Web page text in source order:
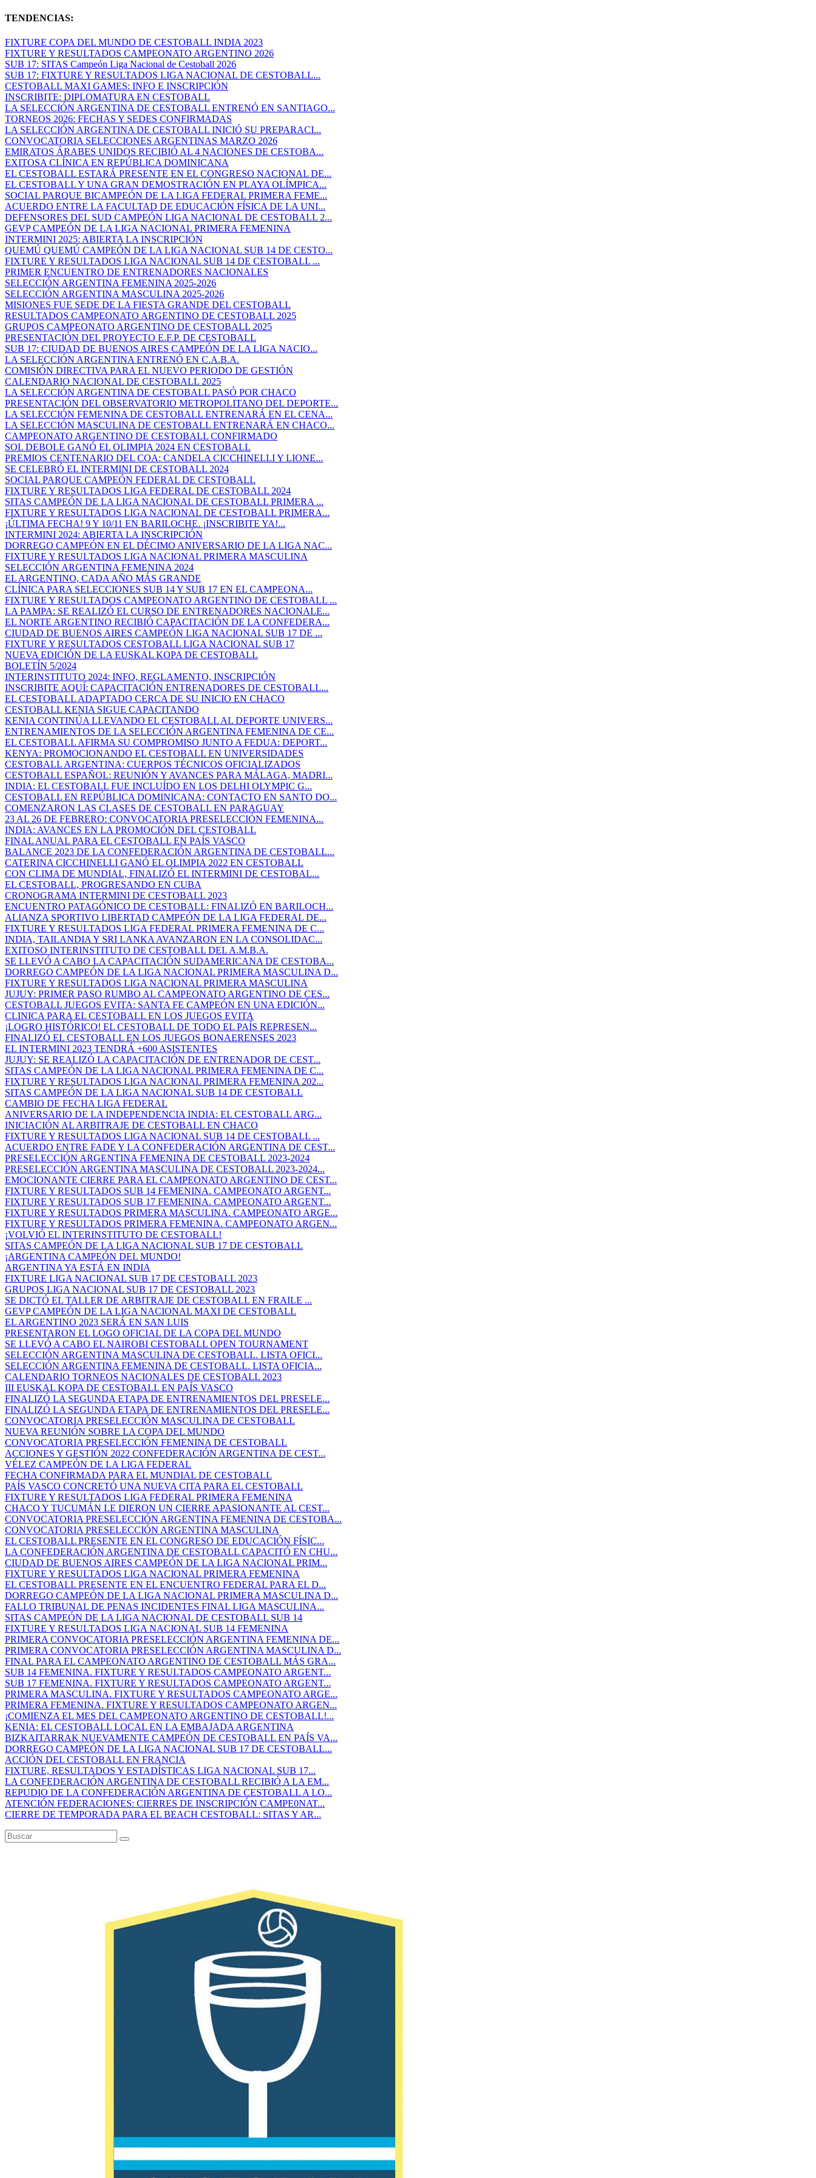
TENDENCIAS:
FIXTURE COPA DEL MUNDO DE CESTOBALL INDIA 2023
FIXTURE Y RESULTADOS CAMPEONATO ARGENTINO 2026
SUB 17: SITAS Campeón Liga Nacional de Cestoball 2026
SUB 17: FIXTURE Y RESULTADOS LIGA NACIONAL DE CESTOBALL...
CESTOBALL MAXI GAMES: INFO E INSCRIPCIÓN
INSCRIBITE: DIPLOMATURA EN CESTOBALL
LA SELECCIÓN ARGENTINA DE CESTOBALL ENTRENÓ EN SANTIAGO...
TORNEOS 2026: FECHAS Y SEDES CONFIRMADAS
LA SELECCIÓN ARGENTINA DE CESTOBALL INICIÓ SU PREPARACI...
CONVOCATORIA SELECCIONES ARGENTINAS MARZO 2026
EMIRATOS ÁRABES UNIDOS RECIBIÓ AL 4 NACIONES DE CESTOBA...
EXITOSA CLÍNICA EN REPÚBLICA DOMINICANA
EL CESTOBALL ESTARÁ PRESENTE EN EL CONGRESO NACIONAL DE...
EL CESTOBALL Y UNA GRAN DEMOSTRACIÓN EN PLAYA OLÍMPICA...
SOCIAL PARQUE BICAMPEÓN DE LA LIGA FEDERAL PRIMERA FEME...
ACUERDO ENTRE LA FACULTAD DE EDUCACIÓN FÍSICA DE LA UNI...
DEFENSORES DEL SUD CAMPEÓN LIGA NACIONAL DE CESTOBALL 2...
GEVP CAMPEÓN DE LA LIGA NACIONAL PRIMERA FEMENINA
INTERMINI 2025: ABIERTA LA INSCRIPCIÓN
QUEMÚ QUEMÚ CAMPEÓN DE LA LIGA NACIONAL SUB 14 DE CESTO...
FIXTURE Y RESULTADOS LIGA NACIONAL SUB 14 DE CESTOBALL ...
PRIMER ENCUENTRO DE ENTRENADORES NACIONALES
SELECCIÓN ARGENTINA FEMENINA 2025-2026
SELECCIÓN ARGENTINA MASCULINA 2025-2026
MISIONES FUE SEDE DE LA FIESTA GRANDE DEL CESTOBALL
RESULTADOS CAMPEONATO ARGENTINO DE CESTOBALL 2025
GRUPOS CAMPEONATO ARGENTINO DE CESTOBALL 2025
PRESENTACIÓN DEL PROYECTO E.F.P. DE CESTOBALL
SUB 17: CIUDAD DE BUENOS AIRES CAMPEÓN DE LA LIGA NACIO...
LA SELECCIÓN ARGENTINA ENTRENÓ EN C.A.B.A.
COMISIÓN DIRECTIVA PARA EL NUEVO PERIODO DE GESTIÓN
CALENDARIO NACIONAL DE CESTOBALL 2025
LA SELECCIÓN ARGENTINA DE CESTOBALL PASÓ POR CHACO
PRESENTACIÓN DEL OBSERVATORIO METROPOLITANO DEL DEPORTE...
LA SELECCIÓN FEMENINA DE CESTOBALL ENTRENARÁ EN EL CENA...
LA SELECCIÓN MASCULINA DE CESTOBALL ENTRENARÁ EN CHACO...
CAMPEONATO ARGENTINO DE CESTOBALL CONFIRMADO
SOL DEBOLE GANÓ EL OLIMPIA 2024 EN CESTOBALL
PREMIOS CENTENARIO DEL COA: CANDELA CICCHINELLI Y LIONE...
SE CELEBRÓ EL INTERMINI DE CESTOBALL 2024
SOCIAL PARQUE CAMPEÓN FEDERAL DE CESTOBALL
FIXTURE Y RESULTADOS LIGA FEDERAL DE CESTOBALL 2024
SITAS CAMPEÓN DE LA LIGA NACIONAL DE CESTOBALL PRIMERA ...
FIXTURE Y RESULTADOS LIGA NACIONAL DE CESTOBALL PRIMERA...
¡ÚLTIMA FECHA! 9 Y 10/11 EN BARILOCHE. ¡INSCRIBITE YA!...
INTERMINI 2024: ABIERTA LA INSCRIPCIÓN
DORREGO CAMPEÓN EN EL DÉCIMO ANIVERSARIO DE LA LIGA NAC...
FIXTURE Y RESULTADOS LIGA NACIONAL PRIMERA MASCULINA
SELECCIÓN ARGENTINA FEMENINA 2024
EL ARGENTINO, CADA AÑO MÁS GRANDE
CLÍNICA PARA SELECCIONES SUB 14 Y SUB 17 EN EL CAMPEONA...
FIXTURE Y RESULTADOS CAMPEONATO ARGENTINO DE CESTOBALL ...
LA PAMPA: SE REALIZÓ EL CURSO DE ENTRENADORES NACIONALE...
EL NORTE ARGENTINO RECIBIÓ CAPACITACIÓN DE LA CONFEDERA...
CIUDAD DE BUENOS AIRES CAMPEÓN LIGA NACIONAL SUB 17 DE ...
FIXTURE Y RESULTADOS CESTOBALL LIGA NACIONAL SUB 17
NUEVA EDICIÓN DE LA EUSKAL KOPA DE CESTOBALL
BOLETÍN 5/2024
INTERINSTITUTO 2024: INFO, REGLAMENTO, INSCRIPCIÓN
INSCRIBITE AQUÍ: CAPACITACIÓN ENTRENADORES DE CESTOBALL...
EL CESTOBALL ADAPTADO CERCA DE SU INICIO EN CHACO
CESTOBALL KENIA SIGUE CAPACITANDO
KENIA CONTINÚA LLEVANDO EL CESTOBALL AL DEPORTE UNIVERS...
ENTRENAMIENTOS DE LA SELECCIÓN ARGENTINA FEMENINA DE CE...
EL CESTOBALL AFIRMA SU COMPROMISO JUNTO A FEDUA: DEPORT...
KENYA: PROMOCIONANDO EL CESTOBALL EN UNIVERSIDADES
CESTOBALL ARGENTINA: CUERPOS TÉCNICOS OFICIALIZADOS
CESTOBALL ESPAÑOL: REUNIÓN Y AVANCES PARA MÁLAGA, MADRI...
INDIA: EL CESTOBALL FUE INCLUÍDO EN LOS DELHI OLYMPIC G...
CESTOBALL EN REPÚBLICA DOMINICANA: CONTACTO EN SANTO DO...
COMENZARON LAS CLASES DE CESTOBALL EN PARAGUAY
23 AL 26 DE FEBRERO: CONVOCATORIA PRESELECCIÓN FEMENINA...
INDIA: AVANCES EN LA PROMOCIÓN DEL CESTOBALL
FINAL ANUAL PARA EL CESTOBALL EN PAÍS VASCO
BALANCE 2023 DE LA CONFEDERACIÓN ARGENTINA DE CESTOBALL...
CATERINA CICCHINELLI GANÓ EL OLIMPIA 2022 EN CESTOBALL
CON CLIMA DE MUNDIAL, FINALIZÓ EL INTERMINI DE CESTOBAL...
EL CESTOBALL, PROGRESANDO EN CUBA
CRONOGRAMA INTERMINI DE CESTOBALL 2023
ENCUENTRO PATAGÓNICO DE CESTOBALL: FINALIZÓ EN BARILOCH...
ALIANZA SPORTIVO LIBERTAD CAMPEÓN DE LA LIGA FEDERAL DE...
FIXTURE Y RESULTADOS LIGA FEDERAL PRIMERA FEMENINA DE C...
INDIA, TAILANDIA Y SRI LANKA AVANZARON EN LA CONSOLIDAC...
EXITOSO INTERINSTITUTO DE CESTOBALL DEL A.M.B.A.
SE LLEVÓ A CABO LA CAPACITACIÓN SUDAMERICANA DE CESTOBA...
DORREGO CAMPEÓN DE LA LIGA NACIONAL PRIMERA MASCULINA D...
FIXTURE Y RESULTADOS LIGA NACIONAL PRIMERA MASCULINA
JUJUY: PRIMER PASO RUMBO AL CAMPEONATO ARGENTINO DE CES...
CESTOBALL JUEGOS EVITA: SANTA FE CAMPEÓN EN UNA EDICIÓN...
CLINICA PARA EL CESTOBALL EN LOS JUEGOS EVITA
¡LOGRO HISTÓRICO! EL CESTOBALL DE TODO EL PAÍS REPRESEN...
FINALIZÓ EL CESTOBALL EN LOS JUEGOS BONAERENSES 2023
EL INTERMINI 2023 TENDRÁ +600 ASISTENTES
JUJUY: SE REALIZÓ LA CAPACITACIÓN DE ENTRENADOR DE CEST...
SITAS CAMPEÓN DE LA LIGA NACIONAL PRIMERA FEMENINA DE C...
FIXTURE Y RESULTADOS LIGA NACIONAL PRIMERA FEMENINA 202...
SITAS CAMPEÓN DE LA LIGA NACIONAL SUB 14 DE CESTOBALL
CAMBIO DE FECHA LIGA FEDERAL
ANIVERSARIO DE LA INDEPENDENCIA INDIA: EL CESTOBALL ARG...
INICIACIÓN AL ARBITRAJE DE CESTOBALL EN CHACO
FIXTURE Y RESULTADOS LIGA NACIONAL SUB 14 DE CESTOBALL ...
ACUERDO ENTRE FADE Y LA CONFEDERACIÓN ARGENTINA DE CEST...
PRESELECCIÓN ARGENTINA FEMENINA DE CESTOBALL 2023-2024
PRESELECCIÓN ARGENTINA MASCULINA DE CESTOBALL 2023-2024...
EMOCIONANTE CIERRE PARA EL CAMPEONATO ARGENTINO DE CEST...
FIXTURE Y RESULTADOS SUB 14 FEMENINA. CAMPEONATO ARGENT...
FIXTURE Y RESULTADOS SUB 17 FEMENINA. CAMPEONATO ARGENT...
FIXTURE Y RESULTADOS PRIMERA MASCULINA. CAMPEONATO ARGE...
FIXTURE Y RESULTADOS PRIMERA FEMENINA. CAMPEONATO ARGEN...
¡VOLVIÓ EL INTERINSTITUTO DE CESTOBALL!
SITAS CAMPEÓN DE LA LIGA NACIONAL SUB 17 DE CESTOBALL
¡ARGENTINA CAMPEÓN DEL MUNDO!
ARGENTINA YA ESTÁ EN INDIA
FIXTURE LIGA NACIONAL SUB 17 DE CESTOBALL 2023
GRUPOS LIGA NACIONAL SUB 17 DE CESTOBALL 2023
SE DICTÓ EL TALLER DE ARBITRAJE DE CESTOBALL EN FRAILE ...
GEVP CAMPEÓN DE LA LIGA NACIONAL MAXI DE CESTOBALL
EL ARGENTINO 2023 SERÁ EN SAN LUIS
PRESENTARON EL LOGO OFICIAL DE LA COPA DEL MUNDO
SE LLEVÓ A CABO EL NAIROBI CESTOBALL OPEN TOURNAMENT
SELECCIÓN ARGENTINA MASCULINA DE CESTOBALL. LISTA OFICI...
SELECCIÓN ARGENTINA FEMENINA DE CESTOBALL. LISTA OFICIA...
CALENDARIO TORNEOS NACIONALES DE CESTOBALL 2023
III EUSKAL KOPA DE CESTOBALL EN PAÍS VASCO
FINALIZÓ LA SEGUNDA ETAPA DE ENTRENAMIENTOS DEL PRESELE...
FINALIZÓ LA SEGUNDA ETAPA DE ENTRENAMIENTOS DEL PRESELE...
CONVOCATORIA PRESELECCIÓN MASCULINA DE CESTOBALL
NUEVA REUNIÓN SOBRE LA COPA DEL MUNDO
CONVOCATORIA PRESELECCIÓN FEMENINA DE CESTOBALL
ACCIONES Y GESTIÓN 2022 CONFEDERACIÓN ARGENTINA DE CEST...
VÉLEZ CAMPEÓN DE LA LIGA FEDERAL
FECHA CONFIRMADA PARA EL MUNDIAL DE CESTOBALL
PAÍS VASCO CONCRETÓ UNA NUEVA CITA PARA EL CESTOBALL
FIXTURE Y RESULTADOS LIGA FEDERAL PRIMERA FEMENINA
CHACO Y TUCUMÁN LE DIERON UN CIERRE APASIONANTE AL CEST...
CONVOCATORIA PRESELECCIÓN ARGENTINA FEMENINA DE CESTOBA...
CONVOCATORIA PRESELECCIÓN ARGENTINA MASCULINA
EL CESTOBALL PRESENTE EN EL CONGRESO DE EDUCACIÓN FÍSIC...
LA CONFEDERACIÓN ARGENTINA DE CESTOBALL CAPACITÓ EN CHU...
CIUDAD DE BUENOS AIRES CAMPEÓN DE LA LIGA NACIONAL PRIM...
FIXTURE Y RESULTADOS LIGA NACIONAL PRIMERA FEMENINA
EL CESTOBALL PRESENTE EN EL ENCUENTRO FEDERAL PARA EL D...
DORREGO CAMPEÓN DE LA LIGA NACIONAL PRIMERA MASCULINA D...
FALLO TRIBUNAL DE PENAS INCIDENTES FINAL LIGA MASCULINA...
SITAS CAMPEÓN DE LA LIGA NACIONAL DE CESTOBALL SUB 14
FIXTURE Y RESULTADOS LIGA NACIONAL SUB 14 FEMENINA
PRIMERA CONVOCATORIA PRESELECCIÓN ARGENTINA FEMENINA DE...
PRIMERA CONVOCATORIA PRESELECCIÓN ARGENTINA MASCULINA D...
FINAL PARA EL CAMPEONATO ARGENTINO DE CESTOBALL MÁS GRA...
SUB 14 FEMENINA. FIXTURE Y RESULTADOS CAMPEONATO ARGENT...
SUB 17 FEMENINA. FIXTURE Y RESULTADOS CAMPEONATO ARGENT...
PRIMERA MASCULINA. FIXTURE Y RESULTADOS CAMPEONATO ARGE...
PRIMERA FEMENINA. FIXTURE Y RESULTADOS CAMPEONATO ARGEN...
¡COMIENZA EL MES DEL CAMPEONATO ARGENTINO DE CESTOBALL!...
KENIA: EL CESTOBALL LOCAL EN LA EMBAJADA ARGENTINA
BIZKAITARRAK NUEVAMENTE CAMPEÓN DE CESTOBALL EN PAÍS VA...
DORREGO CAMPEÓN DE LA LIGA NACIONAL SUB 17 DE CESTOBALL...
ACCIÓN DEL CESTOBALL EN FRANCIA
FIXTURE, RESULTADOS Y ESTADÍSTICAS LIGA NACIONAL SUB 17...
LA CONFEDERACIÓN ARGENTINA DE CESTOBALL RECIBIÓ A LA EM...
REPUDIO DE LA CONFEDERACIÓN ARGENTINA DE CESTOBALL A LO...
ATENCIÓN FEDERACIONES: CIERRES DE INSCRIPCIÓN CAMPE0NAT...
CIERRE DE TEMPORADA PARA EL BEACH CESTOBALL: SITAS Y AR...